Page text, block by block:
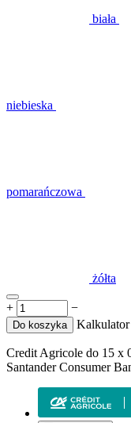
biała
niebieska
pomarańczowa
żółta
+ −
Do koszyka Kalkulator
Credit Agricole do 15 x
Santander Consumer